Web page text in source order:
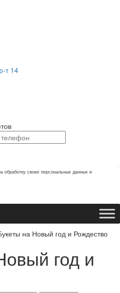
т 14
обработку своих персональных данных и
на Новый год и Рождество
год и